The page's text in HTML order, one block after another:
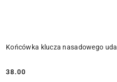
Końcówka klucza nasadowego
Cena:
38.00